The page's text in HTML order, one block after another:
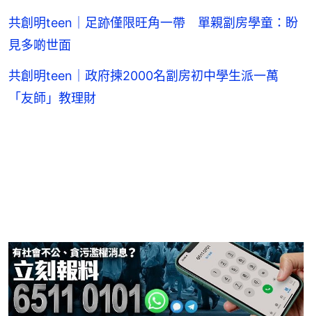
共創明teen｜足跡僅限旺角一帶 單親劏房學童：盼
見多啲世面
共創明teen｜政府揀2000名劏房初中學生派一萬
「友師」教理財